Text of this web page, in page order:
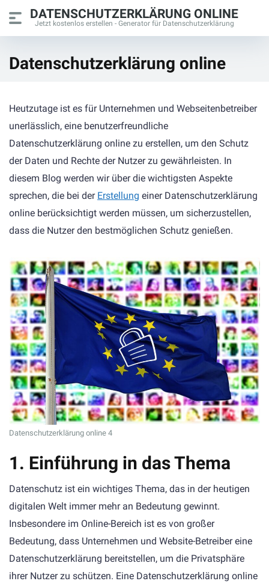
DATENSCHUTZERKLÄRUNG ONLINE
Jetzt kostenlos erstellen - Generator für Datenschutzerklärung
Datenschutzerklärung online
Heutzutage ist es für Unternehmen und Webseitenbetreiber
unerlässlich, eine benutzerfreundliche
Datenschutzerklärung online zu erstellen, um den Schutz
der Daten und Rechte der Nutzer zu gewährleisten. In
diesem Blog werden wir über die wichtigsten Aspekte
sprechen, die bei der Erstellung einer Datenschutzerklärung
online berücksichtigt werden müssen, um sicherzustellen,
dass die Nutzer den bestmöglichen Schutz genießen.
Datenschutzerklärung online 4
1. Einführung in das Thema
Datenschutz ist ein wichtiges Thema, das in der heutigen
digitalen Welt immer mehr an Bedeutung gewinnt.
Insbesondere im Online-Bereich ist es von großer
Bedeutung, dass Unternehmen und Website-Betreiber eine
Datenschutzerklärung bereitstellen, um die Privatsphäre
ihrer Nutzer zu schützen. Eine Datenschutzerklärung online